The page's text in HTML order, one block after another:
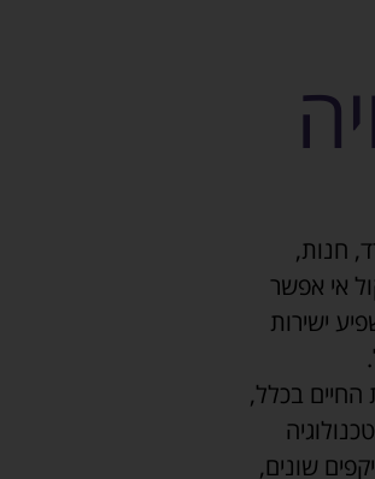
חנות,
אי אפשר
ישירות
החיים בכלל,
שונים,